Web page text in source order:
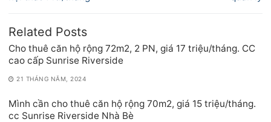
Related Posts
Cho thuê căn hộ rộng 72m2, 2 PN, giá 17 triệu/tháng. CC
cao cấp Sunrise Riverside
21 THÁNG NĂM, 2024
Mình cần cho thuê căn hộ rộng 70m2, giá 15 triệu/tháng.
cc Sunrise Riverside Nhà Bè